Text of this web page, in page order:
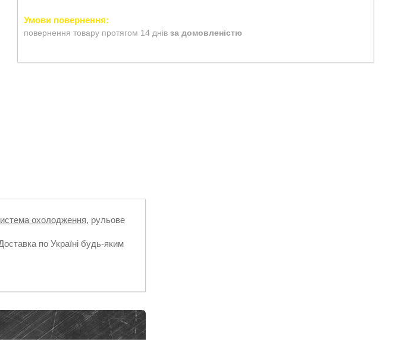
повернення товару протягом 14 днів за домовленістю
охолодження, рульове
по Україні будь-яким